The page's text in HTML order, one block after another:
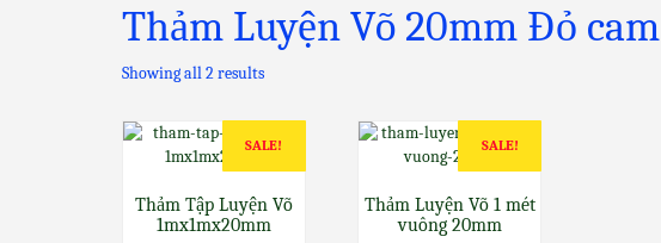
Thảm Luyện Võ 20mm Đỏ cam
Showing all 2 results
SALE!
Thảm Tập Luyện Võ
1mx1mx20mm
SALE!
Thảm Luyện Võ 1 mét
vuông 20mm